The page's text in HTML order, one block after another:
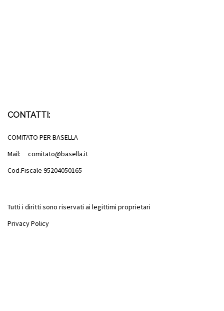
CONTATTI:
COMITATO PER BASELLA
Mail: comitato@basella.it
Cod.Fiscale 95204050165
Tutti i diritti sono riservati ai legittimi proprietari
Privacy Policy